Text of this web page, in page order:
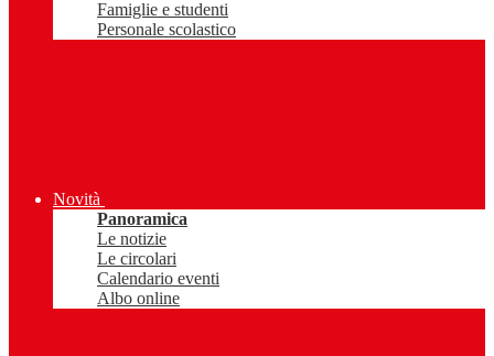
Famiglie e studenti
Personale scolastico
Novità
Panoramica
Le notizie
Le circolari
Calendario eventi
Albo online